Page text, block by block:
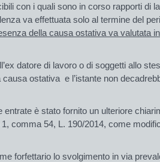
con i quali sono in corso rapporti di
va effettuata solo al termine del
della causa ostativa va valutata
datore di lavoro o di soggetti allo
ostativa e l’istante non
è stato fornito un ulteriore
comma 54, L. 190/2014, come
forfettario lo svolgimento in via